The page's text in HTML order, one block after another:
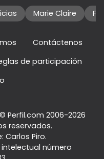
Marie Claire
Contáctenos
de participación
Perfil.com 2006-2026
reservados.
Carlos Piro.
número